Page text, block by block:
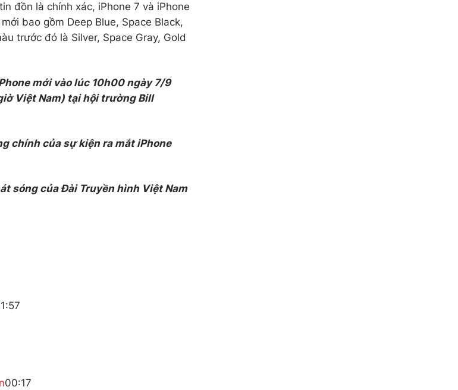
đồn là chính xác, iPhone 7 và iPhone
bao gồm Deep Blue, Space Black,
trước đó là Silver, Space Gray, Gold
mới vào lúc 10h00 ngày 7/9
Việt Nam) tại hội trường Bill
chính của sự kiện ra mắt iPhone
sóng của Đài Truyền hình Việt Nam
00:17